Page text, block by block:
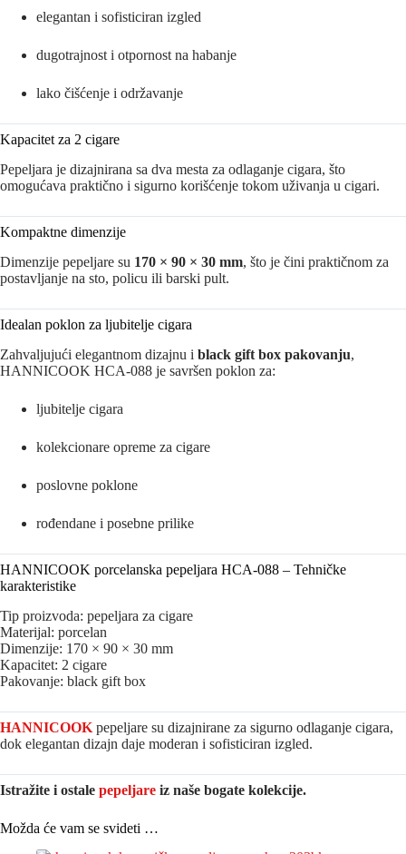
elegantan i sofisticiran izgled
dugotrajnost i otpornost na habanje
lako čišćenje i održavanje
Kapacitet za 2 cigare
Pepeljara je dizajnirana sa dva mesta za odlaganje cigara, što
omogućava praktično i sigurno korišćenje tokom uživanja u cigari.
Kompaktne dimenzije
Dimenzije pepeljare su 170 × 90 × 30 mm, što je čini praktičnom za
postavljanje na sto, policu ili barski pult.
Idealan poklon za ljubitelje cigara
Zahvaljujući elegantnom dizajnu i black gift box pakovanju,
HANNICOOK HCA-088 je savršen poklon za:
ljubitelje cigara
kolekcionare opreme za cigare
poslovne poklone
rođendane i posebne prilike
HANNICOOK porcelanska pepeljara HCA-088 – Tehničke
karakteristike
Tip proizvoda: pepeljara za cigare
Materijal: porcelan
Dimenzije: 170 × 90 × 30 mm
Kapacitet: 2 cigare
Pakovanje: black gift box
HANNICOOK pepeljare su dizajnirane za sigurno odlaganje cigara,
dok elegantan dizajn daje moderan i sofisticiran izgled.
Istražite i ostale pepeljare iz naše bogate kolekcije.
Možda će vam se svideti …